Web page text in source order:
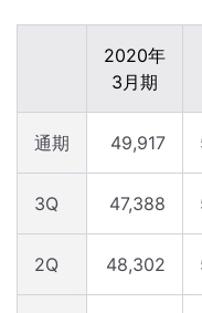
2020年
3月期
通期 49,917
3Q 47,388
2Q 48,302